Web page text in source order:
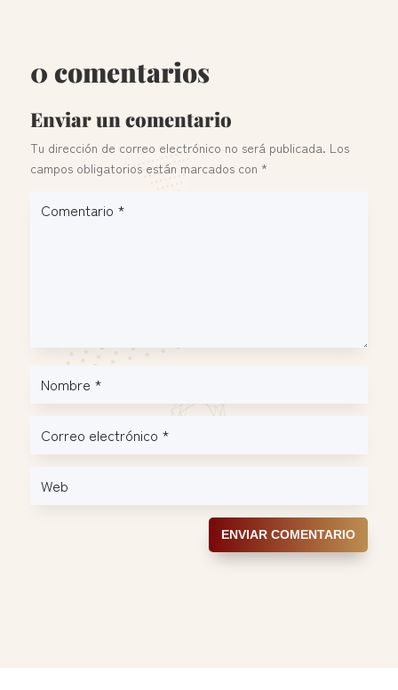
0 comentarios
Enviar un comentario
Tu dirección de correo electrónico no será publicada. Los
campos obligatorios están marcados con *
ENVIAR COMENTARIO